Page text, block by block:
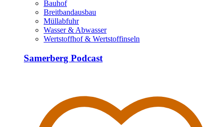
Bauhof
Breitbandausbau
Müllabfuhr
Wasser & Abwasser
Wertstoffhof & Wertstoffinseln
Samerberg Podcast